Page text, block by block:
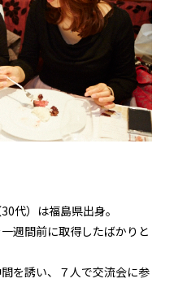
代）は福島県出身。
週間前に取得したばかりと
を誘い、７人で交流会に参